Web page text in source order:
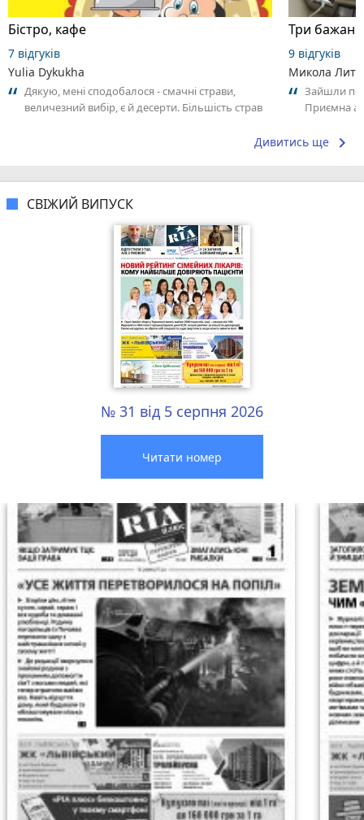
Бістро, кафе
7 відгуків
Yulia Dykukha
Дякую, мені сподобалося - смачні страви,
величезний вибір, є й десерти. Більшість страв
9 відгуків
Микола
Зайшли
Приємна
Дивитись ще keyboard_arrow_right
СВІЖИЙ ВИПУСК
№ 31 від 5 серпня 2026
Читати номер